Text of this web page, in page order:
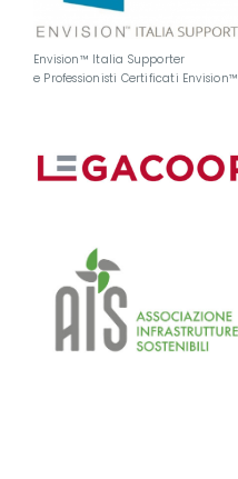
Envision™ Italia Supporter
e Professionisti Certificati Envision™